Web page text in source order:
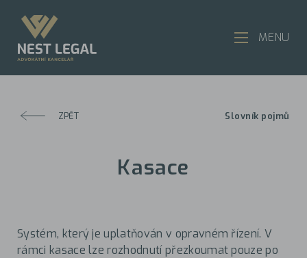
ZPĚT Slovník pojmů
Kasace
Systém, který je uplatňován v opravném řízení. V
rámci kasace lze rozhodnutí přezkoumat pouze po
MENU